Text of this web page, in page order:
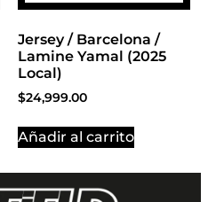
Jersey / Barcelona /
Lamine Yamal (2025
Local)
$24,999.00
Añadir al carrito